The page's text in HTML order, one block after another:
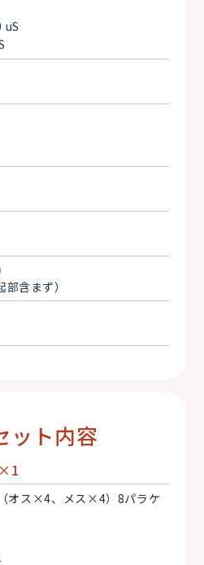
含まず）
ット内容
オス×4、メス×4）8パラケ